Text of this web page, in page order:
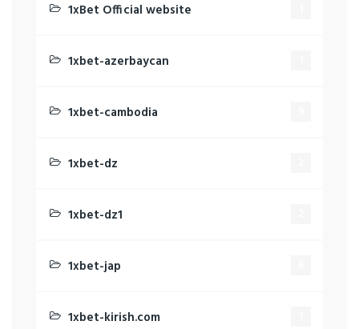
1xBet Official website
1xbet-azerbaycan
1xbet-cambodia
1xbet-dz
1xbet-dz1
1xbet-jap
1xbet-kirish.com